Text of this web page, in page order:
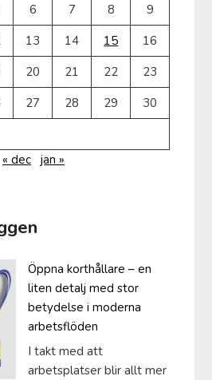
6 7 8
9
13 14 15
16
20 21 22
23
27 28 29
30
« dec jan »
Öppna korthållare – en
liten detalj med stor
betydelse i moderna
arbetsflöden
I takt med att
arbetsplatser blir allt mer